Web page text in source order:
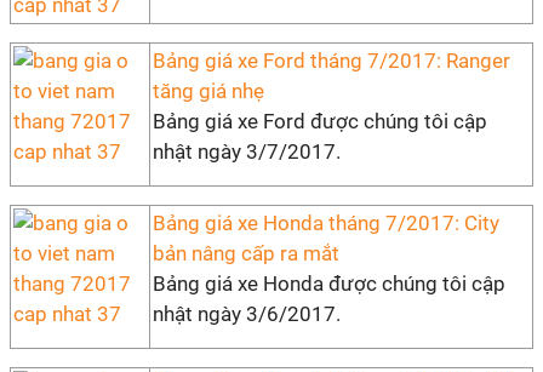
Bảng giá xe Ford tháng 7/2017: Ranger
tăng giá nhẹ
Bảng giá xe Ford được chúng tôi cập
nhật ngày 3/7/2017.
Bảng giá xe Honda tháng 7/2017: City
bản nâng cấp ra mắt
Bảng giá xe Honda được chúng tôi cập
nhật ngày 3/6/2017.